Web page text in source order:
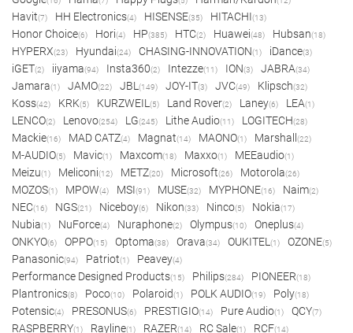
Havit(7) HH Electronics(4) HISENSE(35) HITACHI(13)
Honor Choice(6) Hori(4) HP(385) HTC(2) Huawei(48) Hubsan(18)
HYPERX(23) Hyundai(24) CHASING-INNOVATION(1) iDance(3)
iGET(2) iiyama(94) Insta360(2) Intezze(11) ION(3) JABRA(34)
Jamara(1) JAMO(22) JBL (149) JOY-IT(3) JVC(49) Klipsch(32)
Koss(42) KRK(5) KURZWEIL (5) Land Rover(2) Laney(6) LEA(1)
LENCO(2) Lenovo(254) LG(245) Lithe Audio(11) LOGITECH(28)
Mackie(16) MAD CATZ(4) Magnat(14) MAONO(1) Marshall (22)
M-AUDIO(5) Mavic(1) Maxcom(18) Maxxo(1) MEEaudio(1)
Meizu(1) Meliconi(12) METZ(20) Microsoft(26) Motorola(26)
MOZOS(1) MPOW(4) MSI(91) MUSE(32) MYPHONE(16) Naim(2)
NEC(16) NGS(21) Niceboy(6) Nikon(33) Ninco(5) Nokia(17)
Nubia(1) NuForce(4) Nuraphone(2) Olympus(10) Oneplus(4)
ONKYO(6) OPPO(15) Optoma(38) Orava(34) OUKITEL (1) OZONE(5)
Panasonic(94) Patriot(1) Peavey(4)
Performance Designed Products(15) Philips(284) PIONEER(18)
Plantronics(8) Poco(10) Polaroid(1) POLK AUDIO(19) Poly(18)
Potensic(4) PRESONUS(6) PRESTIGIO(14) Pure Audio(1) QCY(7)
RASPBERRY(1) Rayline(1) RAZER(14) RC Sale(1) RCF(14)